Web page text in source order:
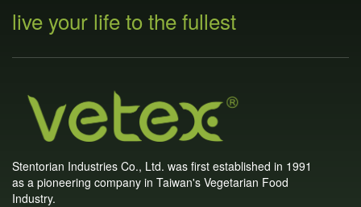
live your life to the fullest
Stentorian Industries Co., Ltd. was first established in 1991
as a pioneering company in Taiwan's Vegetarian Food
Industry.